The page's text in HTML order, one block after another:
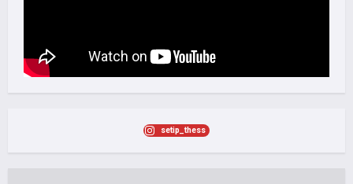
setip_thess